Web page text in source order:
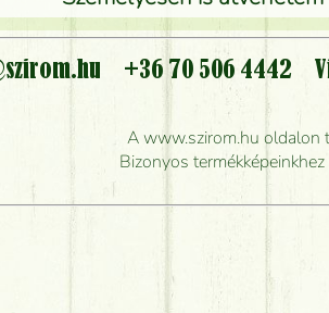
Mennyire gyorsan
+36 70 506 4442
A www.szirom.hu oldalon
Bizonyos